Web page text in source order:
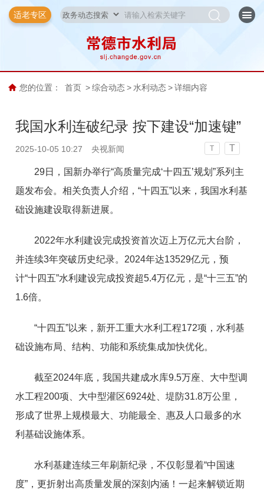
适老专区
您的位置： 首页 > 综合动态 > 水利动态 > 详细内容
我国水利连破纪录 按下建设“加速键”
2025-10-05 10:27 央视新闻 T T
29日，国新办举行“高质量完成‘十四五’规划”系列主
题发布会。相关负责人介绍，“十四五”以来，我国水利基
础设施建设取得新进展。
2022年水利建设完成投资首次迈上万亿元大台阶，
并连续3年突破历史纪录。2024年达13529亿元，预
计“十四五”水利建设完成投资超5.4万亿元，是“十三五”的
1.6倍。
“十四五”以来，新开工重大水利工程172项，水利基
础设施布局、结构、功能和系统集成加快优化。
截至2024年底，我国共建成水库9.5万座、大中型调
水工程200项、大中型灌区6924处、堤防31.8万公里，
形成了世界上规模最大、功能最全、惠及人口最多的水
利基础设施体系。
水利基建连续三年刷新纪录，不仅彰显着“中国速
度”，更折射出高质量发展的深刻内涵！一起来解锁近期